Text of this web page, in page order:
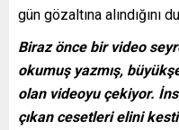
gün gözaltına alındığını
Biraz önce bir video
okumuş yazmış,
olan videoyu çekiyor.
çıkan cesetleri elini kesti